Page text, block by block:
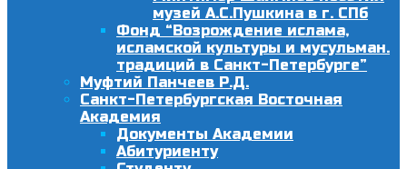
музей А.С.Пушкина в г. СПб
Фонд “Возрождение ислама,
исламской культуры и мусульман.
традиций в Санкт-Петербурге”
Муфтий Панчеев Р.Д.
Санкт-Петербургская Восточная
Академия
Документы Академии
Абитуриенту